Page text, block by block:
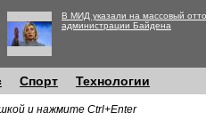
В МИД указали на массовый
администрации Байдена
Спорт Технологии
и нажмите Ctrl+Enter